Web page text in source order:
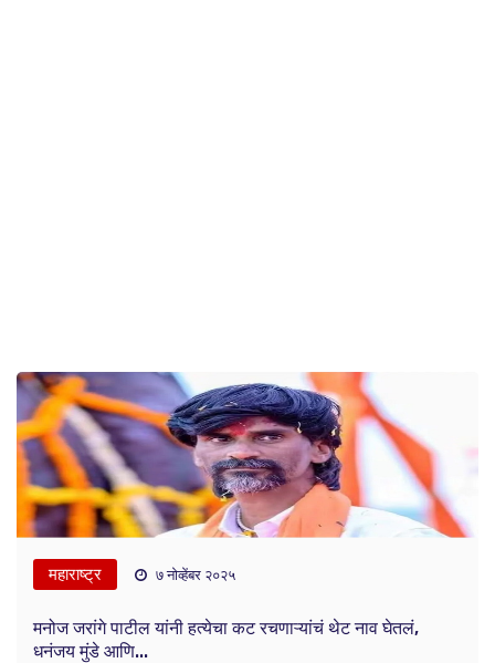
महाराष्ट्र ७ नोव्हेंबर २०२५
मनोज जरांगे पाटील यांनी हत्येचा कट रचणाऱ्यांचं थेट नाव घेतलं,
धनंजय मुंडे आणि...